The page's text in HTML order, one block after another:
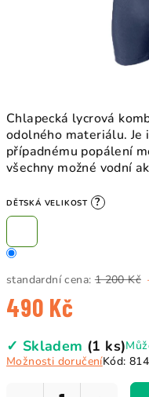
Chlapecká lycrová
odolného materiálu. Je
případnému popálení
všechny možné vodní
DĚTSKÁ VELIKOST ?
standardní cena: 1 200 Kč
490 Kč
cena:
✓ Skladem (1 ks)
Možnosti doručeníKód: